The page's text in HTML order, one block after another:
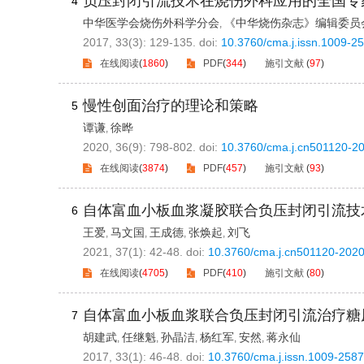
中华医学会烧伤外科学分会,
《中华烧伤杂志》编辑委员
2017, 33(3): 129-135. doi: 10.3760/cma.j.issn.1009-
在线阅读(1860) PDF(344) 施引文献 (97)
5 慢性创面治疗的理论和策略
谭谦, 徐晔
2020, 36(9): 798-802. doi: 10.3760/cma.j.cn501120-
在线阅读(3874) PDF(457) 施引文献 (93)
6 自体富血小板血浆凝胶联合负压封闭引流
王爱, 马文国 , 王成德, 张焕起, 刘飞
2021, 37(1): 42-48. doi: 10.3760/cma.j.cn501120-
在线阅读(4705) PDF(410) 施引文献 (80)
7 自体富血小板血浆联合负压封闭引流治疗
胡建武, 任继魁, 孙晶洁, 杨红军, 安然, 蒋永仙
2017, 33(1): 46-48. doi: 10.3760/cma.j.issn.1009-